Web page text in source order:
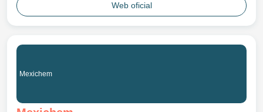
Web oficial
Mexichem